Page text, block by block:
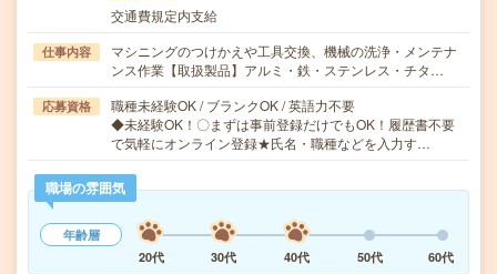
交通費規定内支給
仕事内容
マシニングのつけかえや工具交換、機械の洗浄・メンテナ
ンス作業【取扱製品】アルミ・鉄・ステンレス・チタ…
応募資格
職種未経験OK / ブランクOK / 英語力不要
◆未経験OK！〇まずは事前登録だけでもOK！履歴書不要
で気軽にオンライン登録★氏名・職種などを入力す…
職場の雰囲気
年齢層
20代
30代 40代 50代 60代